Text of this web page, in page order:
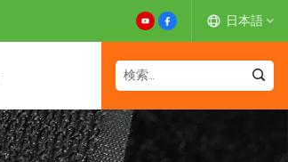
日本語
English